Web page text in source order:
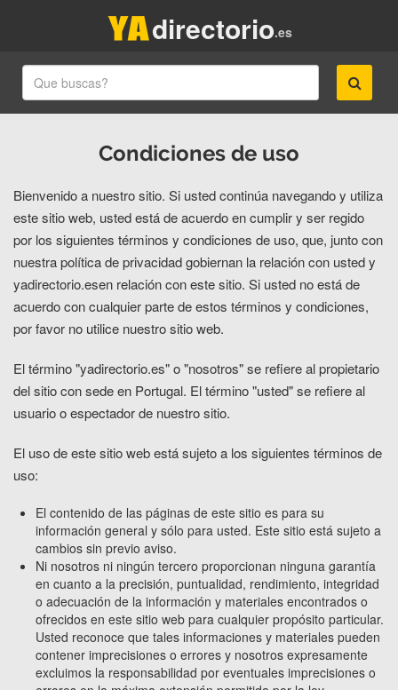
.es
directorio
Condiciones de uso
Bienvenido a nuestro sitio. Si usted continúa navegando y utiliza
este sitio web, usted está de acuerdo en cumplir y ser regido
por los siguientes términos y condiciones de uso, que, junto con
nuestra política de privacidad gobiernan la relación con usted y
yadirectorio.esen relación con este sitio. Si usted no está de
acuerdo con cualquier parte de estos términos y condiciones,
por favor no utilice nuestro sitio web.
El término "yadirectorio.es" o "nosotros" se refiere al propietario
del sitio con sede en Portugal. El término "usted" se refiere al
usuario o espectador de nuestro sitio.
El uso de este sitio web está sujeto a los siguientes términos de
uso:
El contenido de las páginas de este sitio es para su
información general y sólo para usted. Este sitio está sujeto a
cambios sin previo aviso.
Ni nosotros ni ningún tercero proporcionan ninguna garantía
en cuanto a la precisión, puntualidad, rendimiento, integridad
o adecuación de la información y materiales encontrados o
ofrecidos en este sitio web para cualquier propósito particular.
Usted reconoce que tales informaciones y materiales pueden
contener imprecisiones o errores y nosotros expresamente
excluimos la responsabilidad por eventuales imprecisiones o